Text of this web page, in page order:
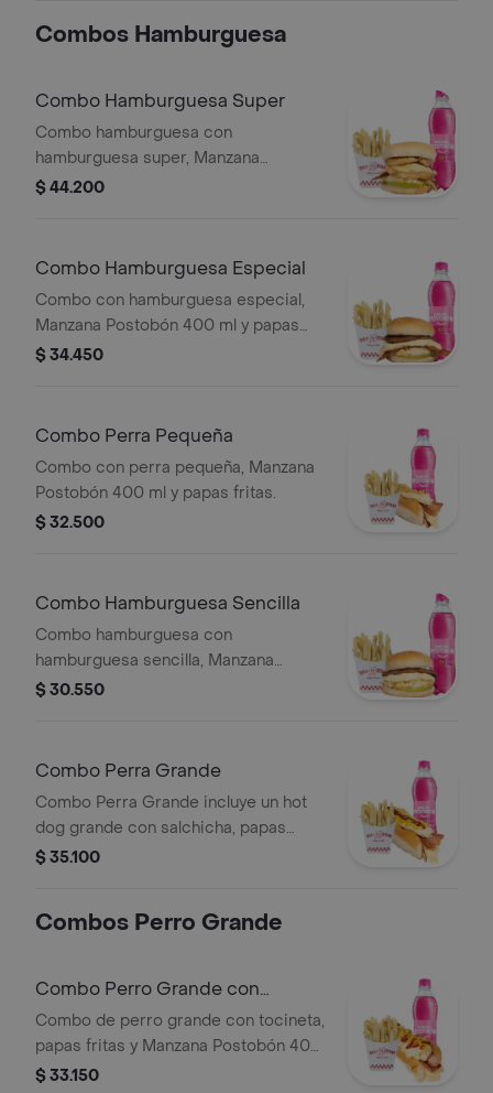
Combos Hamburguesa
Combo Hamburguesa Super
Combo hamburguesa con
hamburguesa super, Manzana
Postobon 250 ml, y papas.
$ 44.200
Combo Hamburguesa Especial
Combo con hamburguesa especial,
Manzana Postobón 400 ml y papas
fritas.
$ 34.450
Combo Perra Pequeña
Combo con perra pequeña, Manzana
Postobón 400 ml y papas fritas.
$ 32.500
Combo Hamburguesa Sencilla
Combo hamburguesa con
hamburguesa sencilla, Manzana
Postobon 250 ml, y papas.
$ 30.550
Combo Perra Grande
Combo Perra Grande incluye un hot
dog grande con salchicha, papas
fritas y una bebida Manzana Postobon
$ 35.100
Combos Perro Grande
Combo Perro Grande con
Tocineta
Combo de perro grande con tocineta,
papas fritas y Manzana Postobón 400
ml.
$ 33.150